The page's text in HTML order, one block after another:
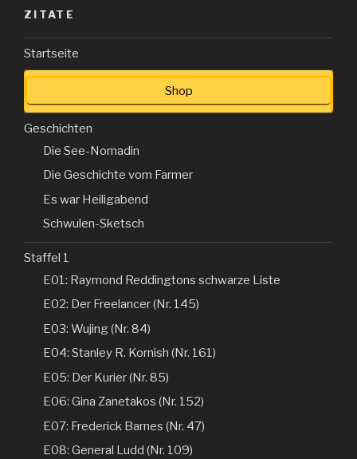
ZITATE
Startseite
Shop
Geschichten
Die See-Nomadin
Die Geschichte vom Farmer
Es war Heiligabend
Schwulen-Sketsch
Staffel 1
E01: Raymond Reddingtons schwarze Liste
E02: Der Freelancer (Nr. 145)
E03: Wujing (Nr. 84)
E04: Stanley R. Kornish (Nr. 161)
E05: Der Kurier (Nr. 85)
E06: Gina Zanetakos (Nr. 152)
E07: Frederick Barnes (Nr. 47)
E08: General Ludd (Nr. 109)